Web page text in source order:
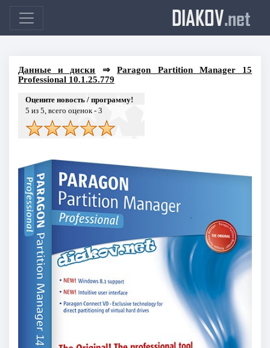
DIAKOV.net
Данные и диски ⇒Paragon Partition Manager 15
Professional 10.1.25.779
Оцените новость / программу!
5 из 5, всего оценок - 3